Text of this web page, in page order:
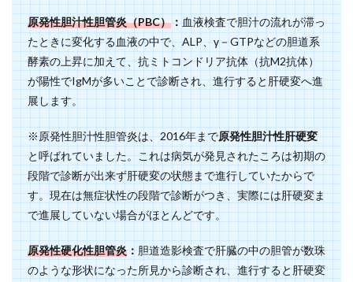
原発性胆汁性胆管炎（PBC）：血液検査で胆汁の流れが滞っ
たときに変化する血液の中で、ALP、γ－GTPなどの胆道系
酵素の上昇に加えて、抗ミトコンドリア抗体（抗M2抗体）
が陽性でIgMが多いことで診断され、進行すると肝硬変へ進
展します。
※原発性胆汁性胆管炎は、2016年まで原発性胆汁性肝硬変
と呼ばれていました。これは病気が発見されたころは初期の
段階で診断が出来ず肝硬変の状態まで進行していたからで
す。現在は無症状性の段階で診断がつき、実際には肝硬変ま
で進展していない場合がほとんどです。
原発性硬化性胆管炎：胆道造影検査で肝臓の中の胆管が数珠
のような形状になった所見から診断され、進行すると肝硬変